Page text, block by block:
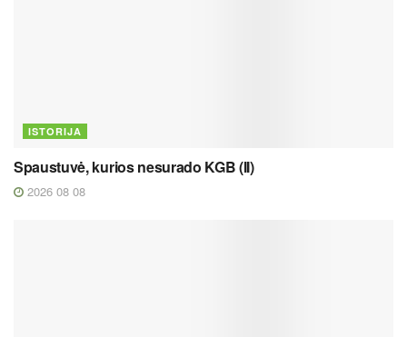
ISTORIJA
Spaustuvė, kurios nesurado KGB (II)
2026 08 08